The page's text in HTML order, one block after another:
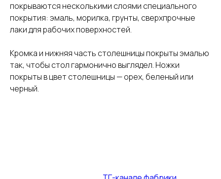
покрываются несколькими слоями специального
покрытия: эмаль, морилка, грунты, сверхпрочные
лаки для рабочих поверхностей.
Кромка и нижняя часть столешницы покрыты эмалью
так, чтобы стол гармонично выглядел. Ножки
покрыты в цвет столешницы — орех, беленый или
черный.